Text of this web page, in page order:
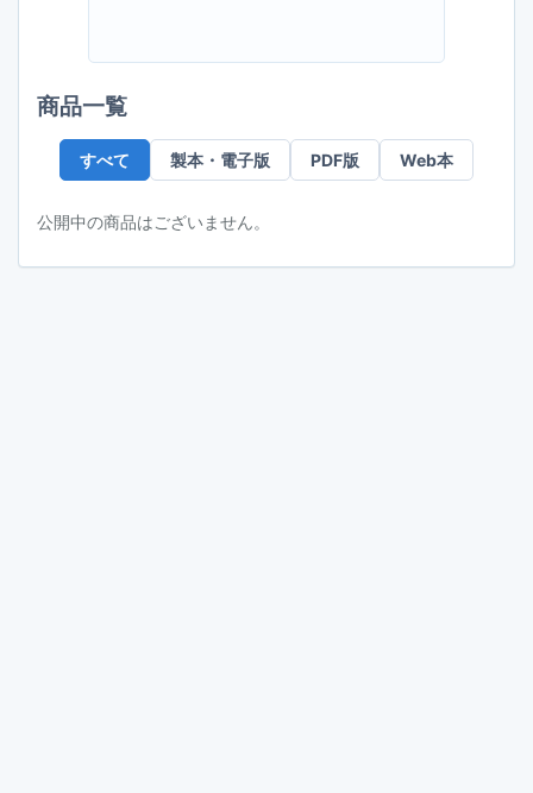
商品一覧
すべて 製本・電子版 PDF版 Web本
公開中の商品はございません。